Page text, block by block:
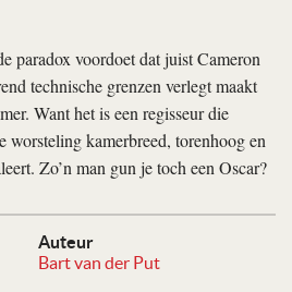
Auteur
Bart van der Put
paradox voordoet dat juist Cameron
technische grenzen verlegt maakt
Want het is een regisseur die
worsteling kamerbreed, torenhoog en
Zo’n man gun je toch een Oscar?